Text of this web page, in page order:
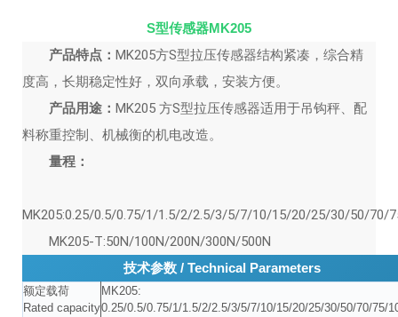
S型传感器MK205
产品特点： MK205方S型拉压传感器结构紧凑，综合精
度高，长期稳定性好，双向承载，安装方便。
产品用途： MK205 方S型拉压传感器适用于吊钩秤、配
料称重控制、机械衡的机电改造。
量程：
MK205:0.25/0.5/0.75/1/1.5/2/2.5/3/5/7/10/15/20/25/30/50/70/
MK205-T:50N/100N/200N/300N/500N
技术参数 / Technical Parameters
额定载荷
Rated capacity
MK205:
0.25/0.5/0.75/1/1.5/2/2.5/3/5/7/10/15/20/25/30/50/70/75/